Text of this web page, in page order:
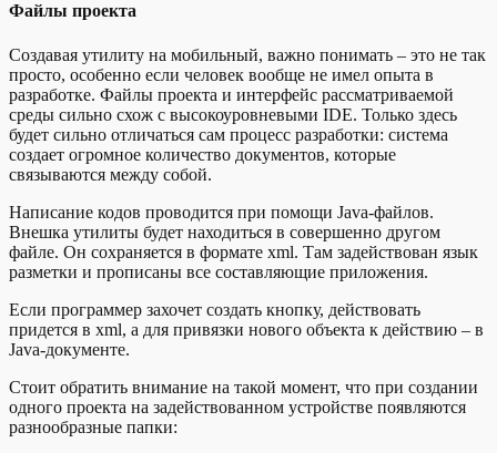
Файлы проекта
Создавая утилиту на мобильный, важно понимать – это не так
просто, особенно если человек вообще не имел опыта в
разработке. Файлы проекта и интерфейс рассматриваемой
среды сильно схож с высокоуровневыми IDE. Только здесь
будет сильно отличаться сам процесс разработки: система
создает огромное количество документов, которые
связываются между собой.
Написание кодов проводится при помощи Javа-файлов.
Внешка утилиты будет находиться в совершенно другом
файле. Он сохраняется в формате xml. Там задействован язык
разметки и прописаны все составляющие приложения.
Если программер захочет создать кнопку, действовать
придется в xml, а для привязки нового объекта к действию – в
Java-документе.
Стоит обратить внимание на такой момент, что при создании
одного проекта на задействованном устройстве появляются
разнообразные папки: